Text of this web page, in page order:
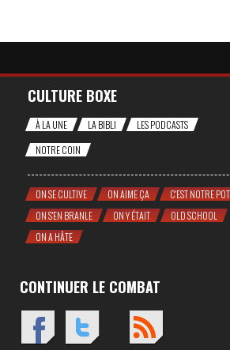
CULTURE BOXE
À LA UNE LA BIBLI
LES PODCASTS
NOTRE COIN
ON SE CULTIVE ON AIME ÇA
C'EST NOTRE
ON S'EN BRANLE
ON Y ÉTAIT
OLD SCHOOL
ON A HÂTE
CONTINUER LE COMBAT